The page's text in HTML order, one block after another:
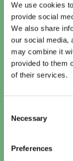
We use cookies
provide social
We also share
our social media,
may combine it
provided to them
of their services.
Selection
Necessary
Preferences
L’histoire
DoorHave a Byte
Na een
uit Guinee
Hij weet wat
Parijs haast,
het